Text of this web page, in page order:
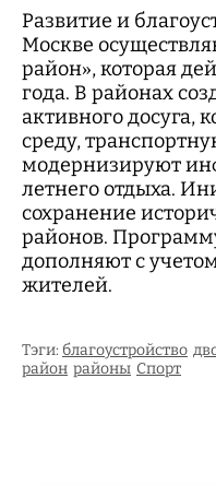
Развитие и
Москве
район», которая
года. В районах
активного досуга,
среду,
модернизируют
летнего отдыха.
сохранение
районов.
дополняют с
жителей.
Тэги: благоустройство
район районы Спорт